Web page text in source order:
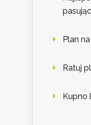
Plan
Ratuj
Kupno